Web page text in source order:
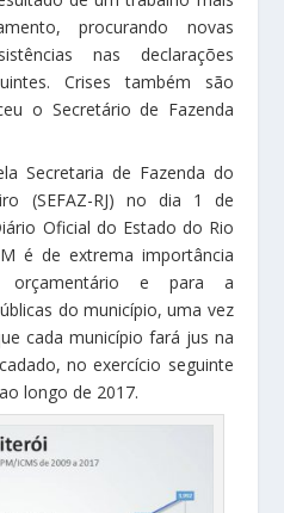
procurando novas
nas declarações
Crises também são
o Secretário de Fazenda
Secretaria de Fazenda do
(SEFAZ-RJ) no dia 1 de
Oficial do Estado do Rio
é de extrema importância
orçamentário e para a
do município, uma vez
cada município fará jus na
no exercício seguinte
longo de 2017.